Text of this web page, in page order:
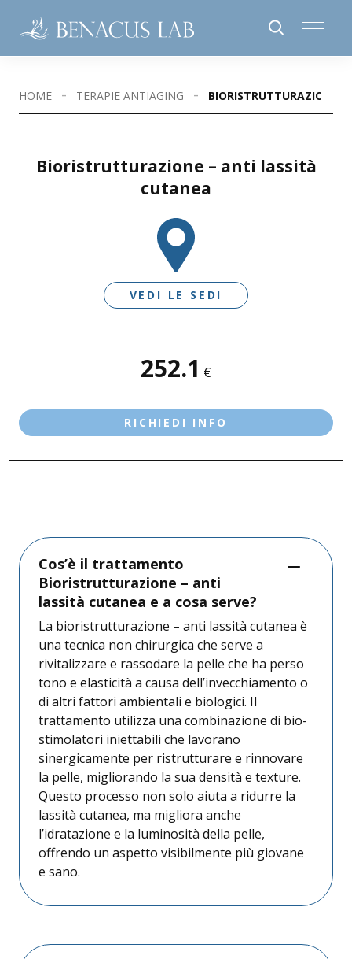
HOME TERAPIE ANTIAGING BIORISTRUTTURAZIONE
Bioristrutturazione – anti lassità
cutanea
VEDI LE SEDI
SEDI DISPONIBILI
DESENZANO D/G - VIA NAZARIO SAURO
252.1 €
RICHIEDI INFO
Cos’è il trattamento
Bioristrutturazione – anti
lassità cutanea e a cosa serve?
La bioristrutturazione – anti lassità cutanea è
una tecnica non chirurgica che serve a
rivitalizzare e rassodare la pelle che ha perso
tono e elasticità a causa dell’invecchiamento o
di altri fattori ambientali e biologici. Il
trattamento utilizza una combinazione di bio-
stimolatori iniettabili che lavorano
sinergicamente per ristrutturare e rinnovare
la pelle, migliorando la sua densità e texture.
Questo processo non solo aiuta a ridurre la
lassità cutanea, ma migliora anche
l’idratazione e la luminosità della pelle,
offrendo un aspetto visibilmente più giovane
e sano.